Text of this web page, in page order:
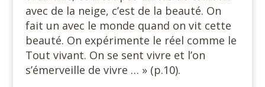
avec de la neige, c’est de la beauté. On
fait un avec le monde quand on vit cette
beauté. On expérimente le réel comme le
Tout vivant. On se sent vivre et l’on
s’émerveille de vivre … » (p.10).